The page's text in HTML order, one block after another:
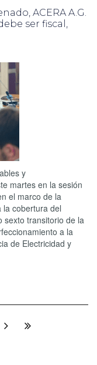
ACERA A.G.
ser fiscal,
y
martes en la sesión
el marco de la
cobertura del
sexto transitorio de la
a la
de Electricidad y